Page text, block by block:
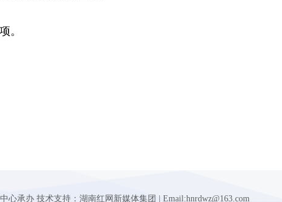
。
承办 技术支持：湖南红网新媒体集团 | Email:hnrdwz@163.com